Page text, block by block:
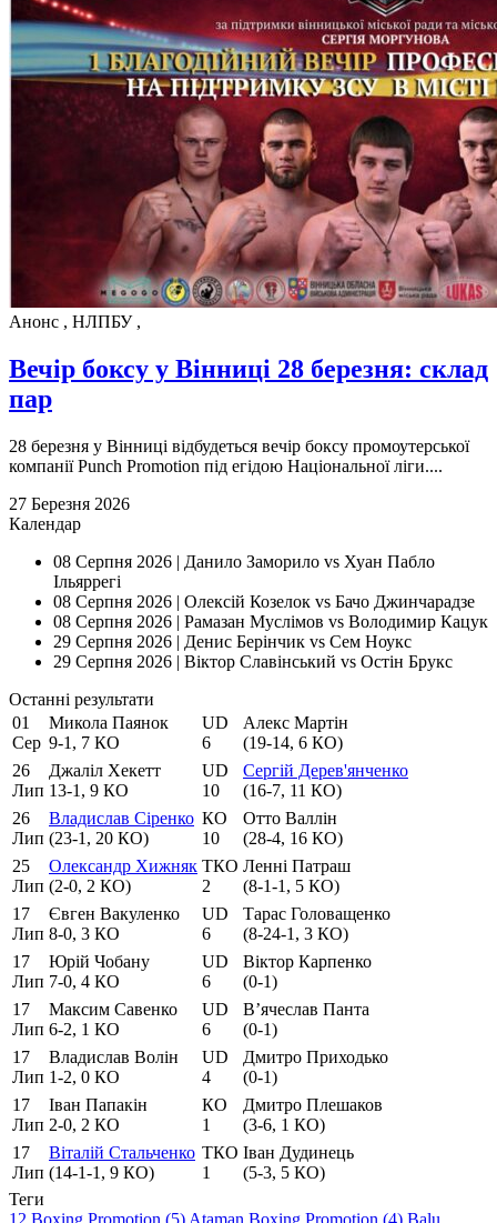
Анонс , НЛПБУ ,
Вечір боксу у Вінниці 28 березня: склад
пар
28 березня у Вінниці відбудеться вечір боксу промоутерської
компанії Punch Promotion під егідою Національної ліги....
27 Березня 2026
Календар
08 Серпня 2026 | Данило Заморило vs Хуан Пабло
Ільяррегі
08 Серпня 2026 | Олексій Козелок vs Бачо Джинчарадзе
08 Серпня 2026 | Рамазан Муслімов vs Володимир Кацук
29 Серпня 2026 | Денис Берінчик vs Сем Ноукс
29 Серпня 2026 | Віктор Славінський vs Остін Брукс
Останнi результати
01
Сер
Микола Паянок
9-1, 7 КО
UD
6
Алекс Мартiн
(19-14, 6 КО)
26
Лип
Джаліл Хекетт
13-1, 9 КО
UD
10
Сергій Дерев'янченко
(16-7, 11 КО)
26
Лип
Владислав Сіренко
(23-1, 20 КО)
КО
10
Отто Валлін
(28-4, 16 КО)
25
Лип
Олександр Хижняк
(2-0, 2 КО)
ТКО
2
Ленні Патраш
(8-1-1, 5 КО)
17
Лип
Євген Вакуленко
8-0, 3 КО
UD
6
Тарас Головащенко
(8-24-1, 3 КО)
17
Лип
Юрій Чобану
7-0, 4 КО
UD
6
Віктор Карпенко
(0-1)
17
Лип
Максим Савенко
6-2, 1 КО
UD
6
В’ячеслав Панта
(0-1)
17
Лип
Владислав Волін
1-2, 0 КО
UD
4
Дмитро Приходько
(0-1)
17
Лип
Іван Папакін
2-0, 2 КО
КО
1
Дмитро Плешаков
(3-6, 1 КО)
17
Лип
Віталій Стальченко
(14-1-1, 9 КО)
ТКО
1
Іван Дудинець
(5-3, 5 КО)
Теги
12 Boxing Promotion (5) Ataman Boxing Promotion (4) Balu